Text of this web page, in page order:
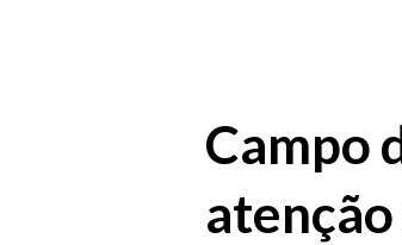
Campo